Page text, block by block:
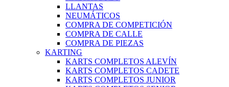
LLANTAS
NEUMÁTICOS
COMPRA DE COMPETICIÓN
COMPRA DE CALLE
COMPRA DE PIEZAS
KARTING
KARTS COMPLETOS ALEVÍN
KARTS COMPLETOS CADETE
KARTS COMPLETOS JUNIOR